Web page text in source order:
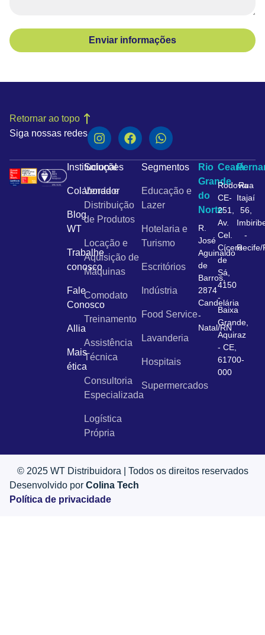
Enviar informações
Siga nossas redes
Retornar ao topo
Institucional
Colaborador
Blog
WT
Trabalhe
conosco
Fale
Conosco
Allia
Mais
ética
Soluções
Venda e
Distribuição
de Produtos
Locação e
Aquisição de
Máquinas
Comodato
Treinamento
Assistência
Técnica
Consultoria
Especializada
Logística
Própria
Segmentos
Educação e
Lazer
Hotelaria e
Turismo
Escritórios
Indústria
Food Service
Lavanderia
Hospitais
Supermercados
Rio
Grande
do
Norte
R.
José
Aguinaldo
de
Barros,
2874
Candelária
-
Natal/RN
Ceará
Rodovia
CE-
251,
Av.
Cel.
Cícero
de
Sá,
4150
-
Baixa
Grande,
Aquiraz
- CE,
61700-
000
Rua
Itajaí
56,
-
Recife/
© 2025 WT Distribuidora | Todos os direitos reservados
Desenvolvido por Colina Tech
Política de privacidade